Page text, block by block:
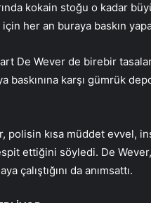
kokain stoğu o kadar
her an buraya baskın
De Wever de birebir
baskınına karşı gümrük
kısa müddet evvel,
ettiğini söyledi. De
çalıştığını da anımsattı.